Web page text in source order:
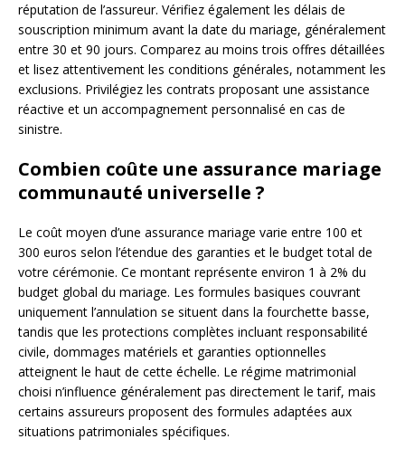
réputation de l’assureur. Vérifiez également les délais de
souscription minimum avant la date du mariage, généralement
entre 30 et 90 jours. Comparez au moins trois offres détaillées
et lisez attentivement les conditions générales, notamment les
exclusions. Privilégiez les contrats proposant une assistance
réactive et un accompagnement personnalisé en cas de
sinistre.
Combien coûte une assurance mariage
communauté universelle ?
Le coût moyen d’une assurance mariage varie entre 100 et
300 euros selon l’étendue des garanties et le budget total de
votre cérémonie. Ce montant représente environ 1 à 2% du
budget global du mariage. Les formules basiques couvrant
uniquement l’annulation se situent dans la fourchette basse,
tandis que les protections complètes incluant responsabilité
civile, dommages matériels et garanties optionnelles
atteignent le haut de cette échelle. Le régime matrimonial
choisi n’influence généralement pas directement le tarif, mais
certains assureurs proposent des formules adaptées aux
situations patrimoniales spécifiques.